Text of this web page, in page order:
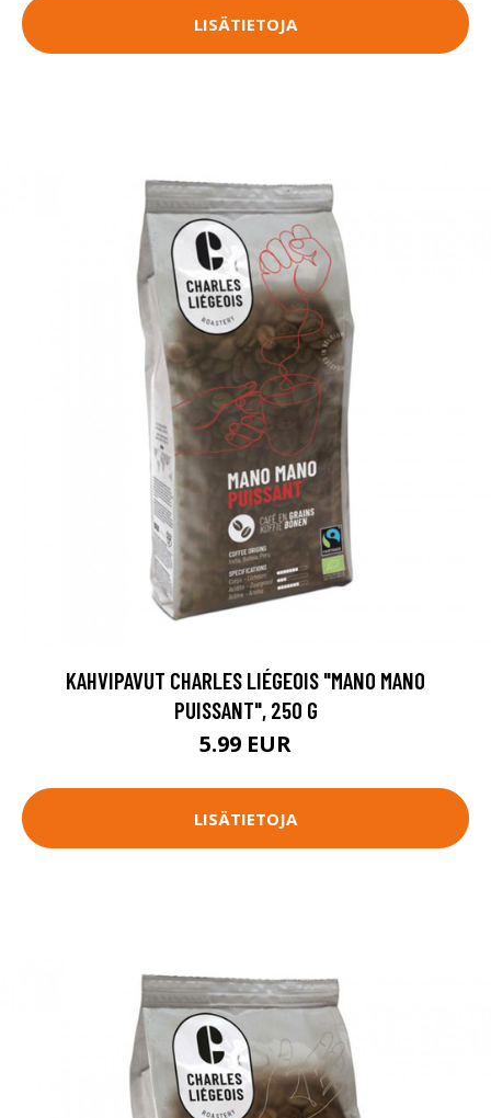
LISÄTIETOJA
KAHVIPAVUT CHARLES LIÉGEOIS "MANO MANO
PUISSANT", 250 G
5.99 EUR
LISÄTIETOJA